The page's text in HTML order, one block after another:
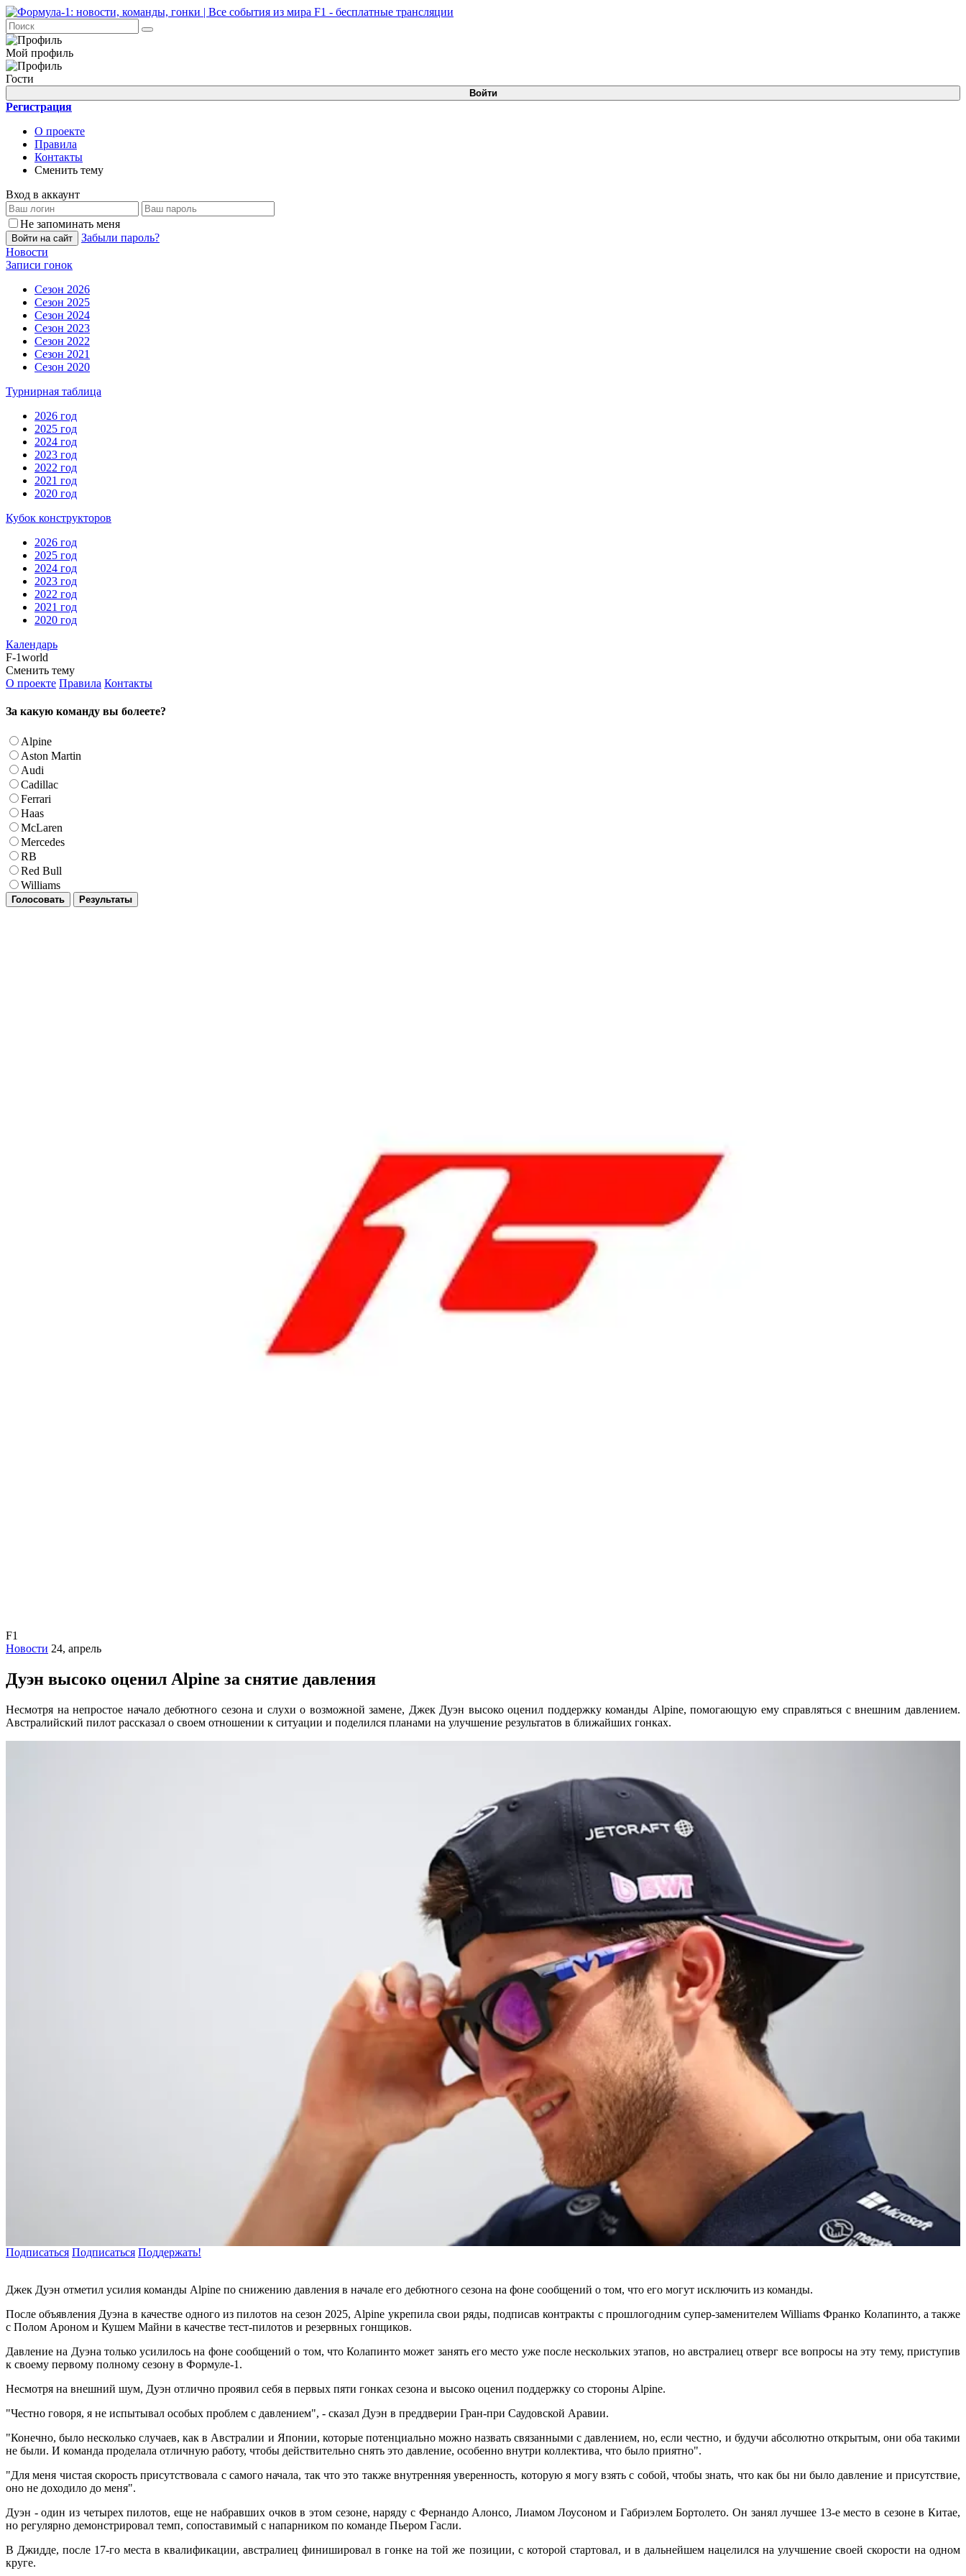
Мой профиль
Гости
Войти
Регистрация
О проекте
Правила
Контакты
Сменить тему
Вход в аккаунт
Не запоминать меня
Войти на сайт
Забыли пароль?
Новости
Записи гонок
Сезон 2026
Сезон 2025
Сезон 2024
Сезон 2023
Сезон 2022
Сезон 2021
Сезон 2020
Турнирная таблица
2026 год
2025 год
2024 год
2023 год
2022 год
2021 год
2020 год
Кубок конструкторов
2026 год
2025 год
2024 год
2023 год
2022 год
2021 год
2020 год
Календарь
F-1world
Сменить тему
О проекте Правила Контакты
За какую команду вы болеете?
Alpine
Aston Martin
Audi
Cadillac
Ferrari
Haas
McLaren
Mercedes
RB
Red Bull
Williams
Голосовать Результаты
F1
Новости 24, апрель
Дуэн высоко оценил Alpine за снятие давления
Несмотря на непростое начало дебютного сезона и слухи о возможной замене, Джек Дуэн высоко оценил поддержку команды Alpine, помогающую ему справляться с внешним давлением.
Австралийский пилот рассказал о своем отношении к ситуации и поделился планами на улучшение результатов в ближайших гонках.
Подписаться Подписаться Поддержать!
Джек Дуэн отметил усилия команды Alpine по снижению давления в начале его дебютного сезона на фоне сообщений о том, что его могут исключить из команды.
После объявления Дуэна в качестве одного из пилотов на сезон 2025, Alpine укрепила свои ряды, подписав контракты с прошлогодним супер-заменителем Williams Франко Колапинто, а также
с Полом Ароном и Кушем Майни в качестве тест-пилотов и резервных гонщиков.
Давление на Дуэна только усилилось на фоне сообщений о том, что Колапинто может занять его место уже после нескольких этапов, но австралиец отверг все вопросы на эту тему, приступив
к своему первому полному сезону в Формуле-1.
Несмотря на внешний шум, Дуэн отлично проявил себя в первых пяти гонках сезона и высоко оценил поддержку со стороны Alpine.
"Честно говоря, я не испытывал особых проблем с давлением", - сказал Дуэн в преддверии Гран-при Саудовской Аравии.
"Конечно, было несколько случаев, как в Австралии и Японии, которые потенциально можно назвать связанными с давлением, но, если честно, и будучи абсолютно открытым, они оба такими
не были. И команда проделала отличную работу, чтобы действительно снять это давление, особенно внутри коллектива, что было приятно".
"Для меня чистая скорость присутствовала с самого начала, так что это также внутренняя уверенность, которую я могу взять с собой, чтобы знать, что как бы ни было давление и присутствие,
оно не доходило до меня".
Дуэн - один из четырех пилотов, еще не набравших очков в этом сезоне, наряду с Фернандо Алонсо, Лиамом Лоусоном и Габриэлем Бортолето. Он занял лучшее 13-е место в сезоне в Китае,
но регулярно демонстрировал темп, сопоставимый с напарником по команде Пьером Гасли.
В Джидде, после 17-го места в квалификации, австралиец финишировал в гонке на той же позиции, с которой стартовал, и в дальнейшем нацелился на улучшение своей скорости на одном
круге.